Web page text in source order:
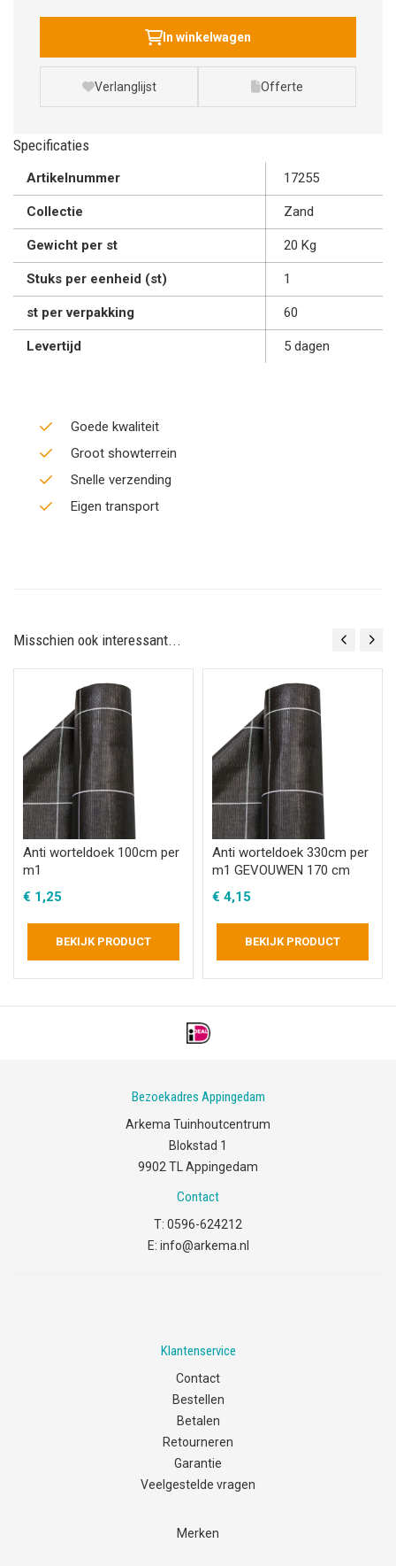
In winkelwagen
Verlanglijst Offerte
Specificaties
Artikelnummer 17255
Collectie Zand
Gewicht per st 20 Kg
Stuks per eenheid (st) 1
st per verpakking 60
Levertijd 5 dagen
Goede kwaliteit
Groot showterrein
Snelle verzending
Eigen transport
Misschien ook interessant...
Anti worteldoek 100cm per
m1
€ 1,25
BEKIJK PRODUCT
Anti worteldoek 330cm per
m1 GEVOUWEN 170 cm
€ 4,15
BEKIJK PRODUCT
Bezoekadres Appingedam
Arkema Tuinhoutcentrum
Blokstad 1
9902 TL Appingedam
Contact
T: 0596-624212
E: info@arkema.nl
Klantenservice
Contact
Bestellen
Betalen
Retourneren
Garantie
Veelgestelde vragen
Merken